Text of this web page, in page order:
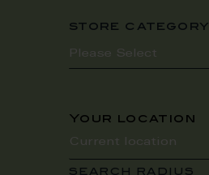
store category
Your location
SEARCH RADIUS